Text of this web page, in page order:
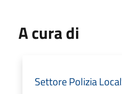
A cura di
Settore Polizia